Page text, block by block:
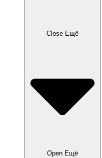
Close Ещё
Open Ещё